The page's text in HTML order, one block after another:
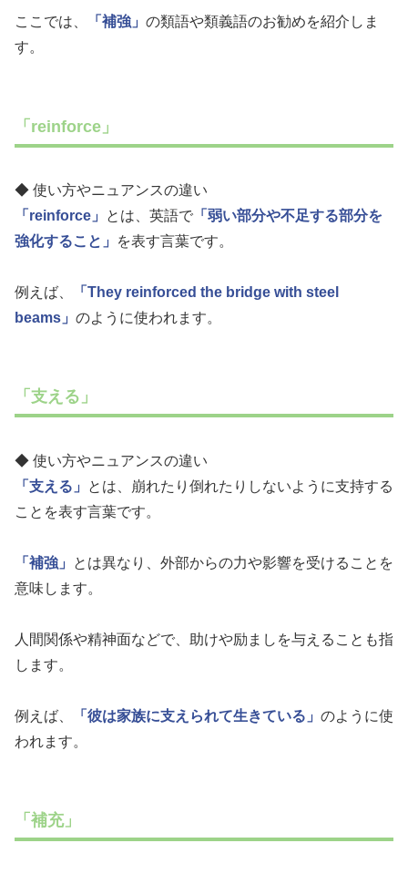
ここでは、 「補強」 の類語や類義語のお勧めを紹介しま
す。
「reinforce」
◆ 使い方やニュアンスの違い
「reinforce」
とは、英語で 「弱い部分や不足する部分を
強化すること」
を表す言葉です。
例えば、
「They reinforced the bridge with steel
beams」 のように使われます。
「支える」
◆ 使い方やニュアンスの違い
「支える」
とは、崩れたり倒れたりしないように支持する
ことを表す言葉です。
「補強」
とは異なり、外部からの力や影響を受けることを
意味します。
人間関係や精神面などで、助けや励ましを与えることも指
します。
例えば、 「彼は家族に支えられて生きている」 のように使
われます。
「補充」